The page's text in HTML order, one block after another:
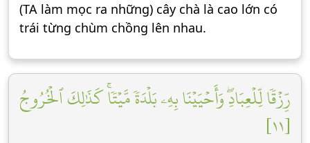
(TA làm mọc ra những) cây chà là cao lớn có
trái từng chùm chồng lên nhau.
رِّزۡقٗا لِّلۡعِبَادِۖ وَأَحۡيَيۡنَا بِهِۦ بَلۡدَةٗ مَّيۡتٗاۚ كَذَٰلِكَ ٱلۡخُرُوجُ
[١١]